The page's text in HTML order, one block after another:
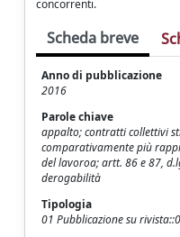
concorrenti.
Scheda breve
Anno di pubblicazione
2016
Parole chiave
appalto; contratti collettivi
comparativamente più
del lavoroa; artt. 86 e 87,
derogabilità
Tipologia
01 Pubblicazione su